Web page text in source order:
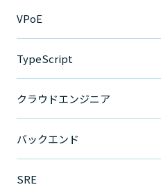
VPoE
TypeScript
クラウドエンジニア
バックエンド
SRE